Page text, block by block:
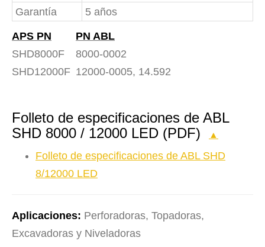
Garantía 5 años
APS PN
PN ABL
SHD8000F
8000-0002
SHD12000F 12000-0005, 14.592
Folleto de especificaciones de ABL
SHD 8000 / 12000 LED (PDF)
▲
Folleto de especificaciones de ABL SHD
8/12000 LED
Aplicaciones: Perforadoras, Topadoras,
Excavadoras y Niveladoras